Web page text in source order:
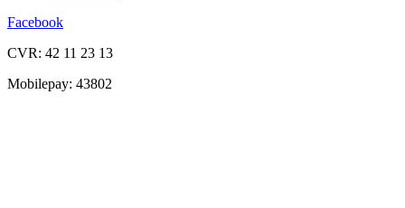
Facebook
CVR: 42 11 23 13
Mobilepay: 43802